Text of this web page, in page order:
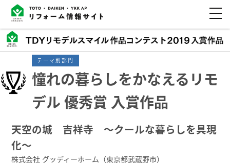
テーマ別部門
憧れの暮らしをかなえるリモ
デル 優秀賞 入賞作品
天空の城 吉祥寺 ～クールな暮らしを具現
化～
株式会社 グッディーホーム（東京都武蔵野市）